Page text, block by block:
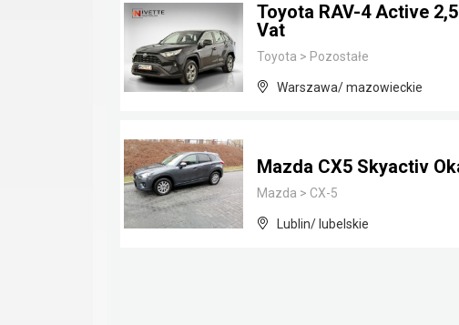
Toyota RAV-4 Active
Vat
Toyota > Pozostałe
Warszawa/ mazowieckie
Mazda CX5 Skyactiv
Mazda > CX-5
Lublin/ lubelskie